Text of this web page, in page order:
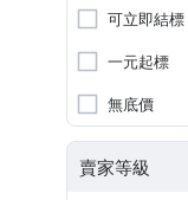
可立即結標
一元起標
無底價
賣家等級